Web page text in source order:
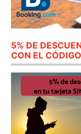
5% DE
CON EL